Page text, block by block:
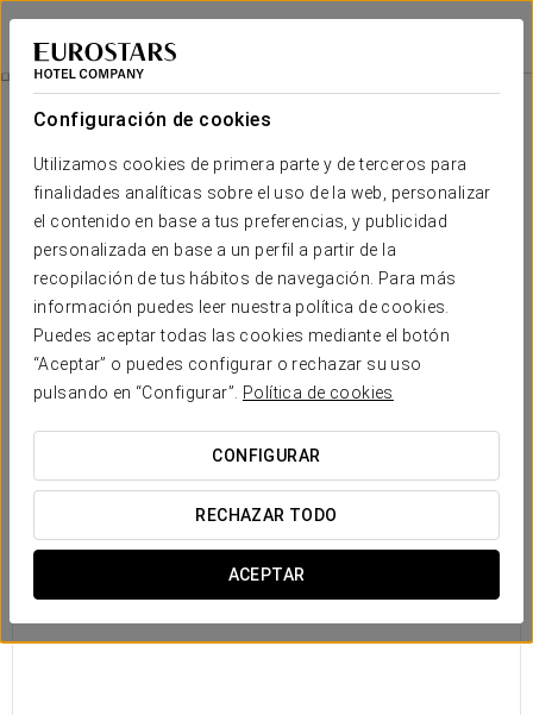
Configuración de cookies
Utilizamos cookies de primera parte y de terceros para
finalidades analíticas sobre el uso de la web, personalizar
el contenido en base a tus preferencias, y publicidad
personalizada en base a un perfil a partir de la
recopilación de tus hábitos de navegación. Para más
información puedes leer nuestra política de cookies.
Puedes aceptar todas las cookies mediante el botón
“Aceptar” o puedes configurar o rechazar su uso
pulsando en “Configurar”.
Política de cookies
CONFIGURAR
RECHAZAR TODO
ACEPTAR
Exe Guadalete
CÁDIZ - JEREZ DE LA FRONTERA
Restauración